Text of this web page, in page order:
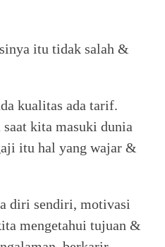
itu tidak salah &
kualitas ada tarif.
kita masuki dunia
itu hal yang wajar &
diri sendiri, motivasi
mengetahui tujuan &